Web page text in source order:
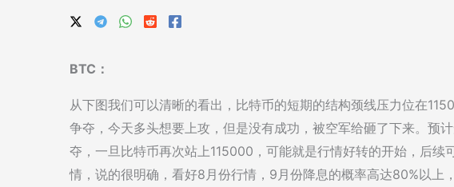
BTC：
从下图我们可以清晰的看出，比特币的短期的结构颈线压力位在
争夺，今天多头想要上攻，但是没有成功，被空军给砸了下来。预
夺，一旦比特币再次站上115000，可能就是行情好转的开始，后续
情，说的很明确，看好8月份行情，9月份降息的概率高达80%以上